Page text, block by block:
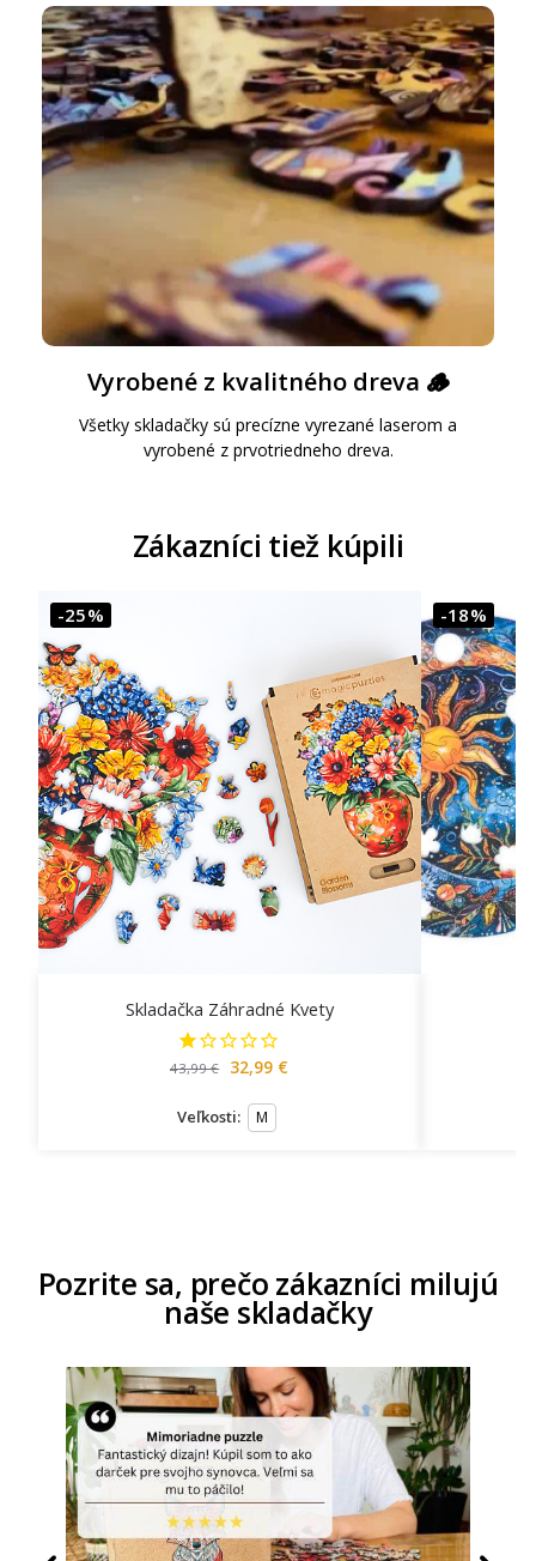
Vyrobené z kvalitného dreva 🪵
Všetky skladačky sú precízne vyrezané laserom a
vyrobené z prvotriedneho dreva.
Zákazníci tiež kúpili
-25%
Skladačka Záhradné Kvety
43,99€ 32,99 €
Veľkosti: M
-18%
Pozrite sa, prečo zákazníci milujú
naše skladačky